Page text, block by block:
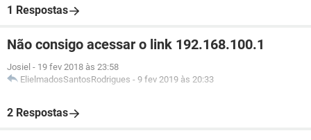
1 Respostas
Não consigo acessar o link 192.168.100.1
Josiel - 19 fev 2018 às 23:58
ElielmadosSantosRodrigues - 9 fev 2019 às 20:33
2 Respostas